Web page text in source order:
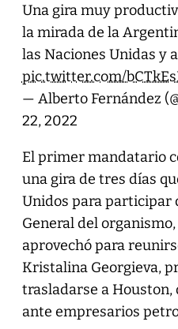
Una gira muy
la mirada de la
las Naciones Unidas y
pic.twitter.com/
— Alberto Fernández
22, 2022
El primer mandatario
una gira de tres días
Unidos para participar
General del
aprovechó para
Kristalina Georgieva,
trasladarse a Houston,
ante empresarios